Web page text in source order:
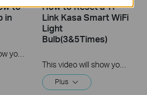
to
in
This video will show you how to create a group of devices in the Kasa App.
How to Reset a TP-
Link Kasa Smart WiFi
Light
Bulb(3&5Times)
This video will show you how to reset a Kasa Smart Light Bulb
Plus